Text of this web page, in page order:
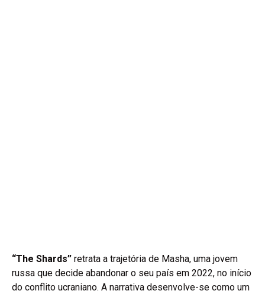
“The Shards” retrata a trajetória de Masha, uma jovem
russa que decide abandonar o seu país em 2022, no início
do conflito ucraniano. A narrativa desenvolve-se como um